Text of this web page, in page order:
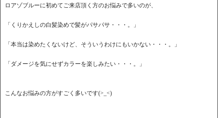
ロアゾブルーに初めてご来店頂く方のお悩みで多いのが、
「くりかえしの白髪染めで髪がパサパサ・・・。」
「本当は染めたくないけど、そういうわけにもいかない・・・。」
「ダメージを気にせずカラーを楽しみたい・・・。」
こんなお悩みの方がすごく多いです(>_<)